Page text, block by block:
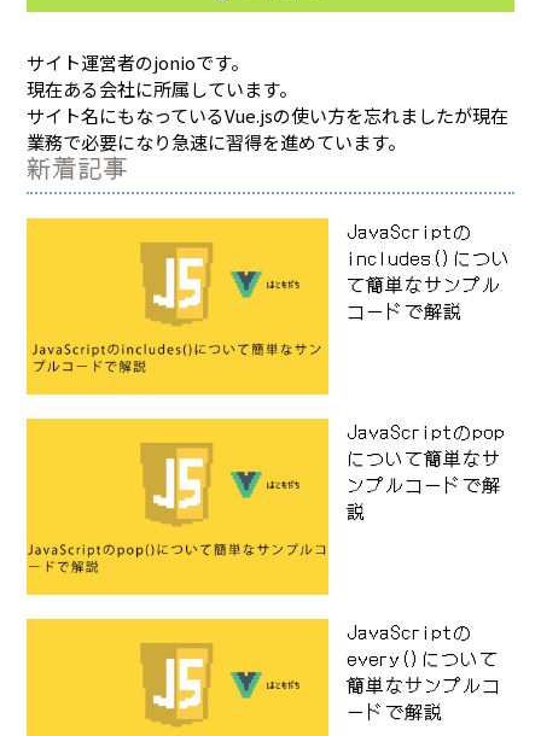
サイト運営者のjonioです。
現在ある会社に所属しています。
サイト名にもなっているVue.jsの使い方を忘れましたが現在
業務で必要になり急速に習得を進めています。
新着記事
JavaScriptの
includes()につい
て簡単なサンプル
コードで解説
JavaScriptのpop
について簡単なサ
ンプルコードで解
説
JavaScriptの
every()について
簡単なサンプルコ
ードで解説